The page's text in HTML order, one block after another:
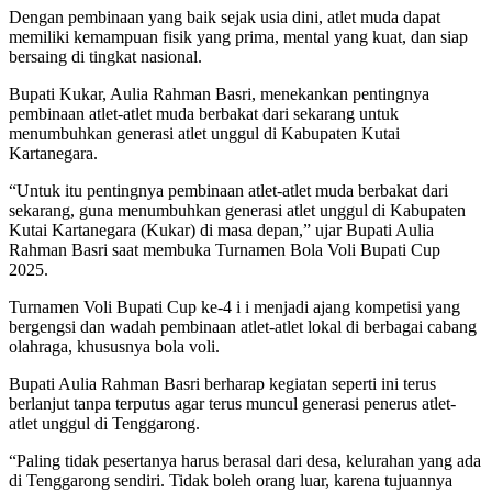
Dengan pembinaan yang baik sejak usia dini, atlet muda dapat
memiliki kemampuan fisik yang prima, mental yang kuat, dan siap
bersaing di tingkat nasional.
Bupati Kukar, Aulia Rahman Basri, menekankan pentingnya
pembinaan atlet-atlet muda berbakat dari sekarang untuk
menumbuhkan generasi atlet unggul di Kabupaten Kutai
Kartanegara.
“Untuk itu pentingnya pembinaan atlet-atlet muda berbakat dari
sekarang, guna menumbuhkan generasi atlet unggul di Kabupaten
Kutai Kartanegara (Kukar) di masa depan,” ujar Bupati Aulia
Rahman Basri saat membuka Turnamen Bola Voli Bupati Cup
2025.
Turnamen Voli Bupati Cup ke-4 i i menjadi ajang kompetisi yang
bergengsi dan wadah pembinaan atlet-atlet lokal di berbagai cabang
olahraga, khususnya bola voli.
Bupati Aulia Rahman Basri berharap kegiatan seperti ini terus
berlanjut tanpa terputus agar terus muncul generasi penerus atlet-
atlet unggul di Tenggarong.
“Paling tidak pesertanya harus berasal dari desa, kelurahan yang ada
di Tenggarong sendiri. Tidak boleh orang luar, karena tujuannya